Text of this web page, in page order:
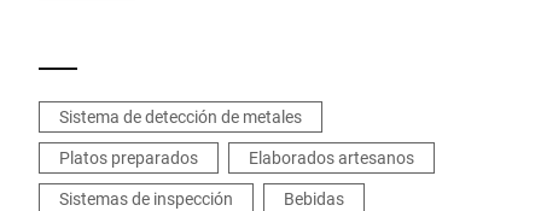
Sistema de detección de metales
Platos preparados
Elaborados artesanos
Sistemas de inspección
Bebidas